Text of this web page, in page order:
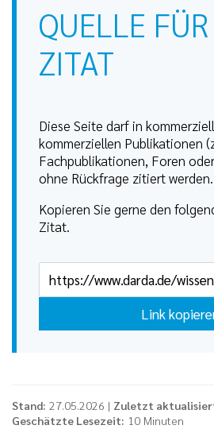
QUELLE
ZITAT
Diese Seite darf in
kommerziellen Publikationen
Fachpublikationen, Foren
ohne Rückfrage zitiert werden.
Kopieren Sie gerne den
Zitat.
Link
Stand: 27.05.2026 | Zuletzt
Geschätzte Lesezeit: 10 Minuten